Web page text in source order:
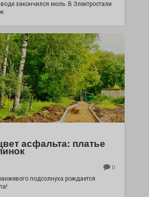
закончился июль. В Электростали
асфальта: платье
0
подсолнуха рождается